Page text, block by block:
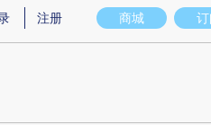
意图存在偏差。不代表财新观点和立场
商城
注册